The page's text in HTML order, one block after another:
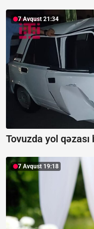
7 Avqust 21:34
Tovuzda yol
7 Avqust 19:18